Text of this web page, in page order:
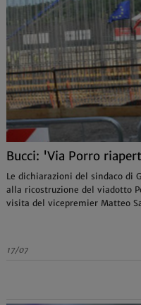
Bucci: 'Via Porro
Le dichiarazioni del sindaco di
alla ricostruzione del viadotto
visita del vicepremier Matteo
17/07